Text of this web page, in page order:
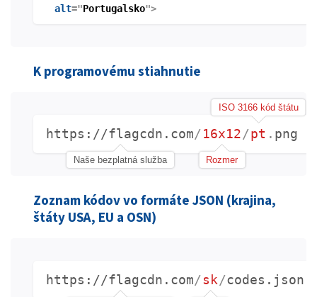
alt="Portugalsko">
K programovému stiahnutie
https://flagcdn.com
Naše bezplatná služba
/16x12
Rozmer
/pt
ISO 3166 kód štátu
. png
Zoznam kódov vo formáte JSON (krajina,
štáty USA, EU a OSN)
https://flagcdn.com/sk/codes.json